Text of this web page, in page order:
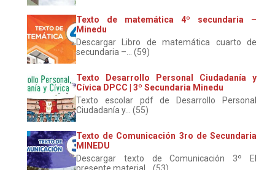
Texto de matemática 4º secundaria –
Minedu
Descargar Libro de matemática cuarto de
secundaria –... (59)
Texto Desarrollo Personal Ciudadanía y
Cívica DPCC | 3º Secundaria Minedu
Texto escolar pdf de Desarrollo Personal
Ciudadanía y... (55)
Texto de Comunicación 3ro de Secundaria
MINEDU
Descargar texto de Comunicación 3º El